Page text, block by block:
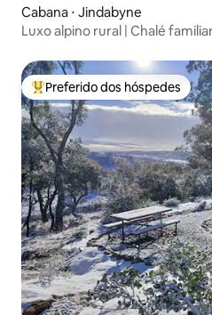
Cabana ⋅ Jindabyne
Luxo alpino rural | Chalé
Entre os melhores preferidos
Preferido dos hóspedes